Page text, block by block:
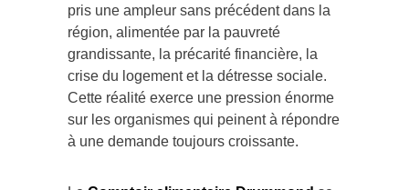
pris une ampleur sans précédent dans la
région, alimentée par la pauvreté
grandissante, la précarité financière, la
crise du logement et la détresse sociale.
Cette réalité exerce une pression énorme
sur les organismes qui peinent à répondre
à une demande toujours croissante.